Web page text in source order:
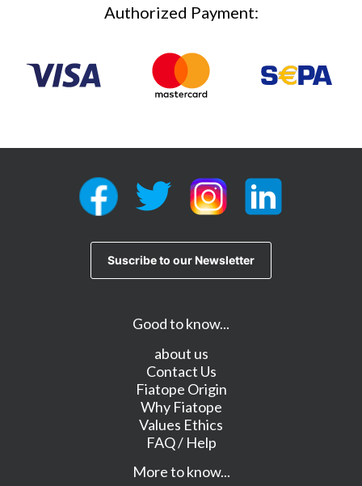
Authorized Payment:
Good to know...
about us
Contact Us
Fiatope Origin
Why Fiatope
Values Ethics
FAQ / Help
More to know...